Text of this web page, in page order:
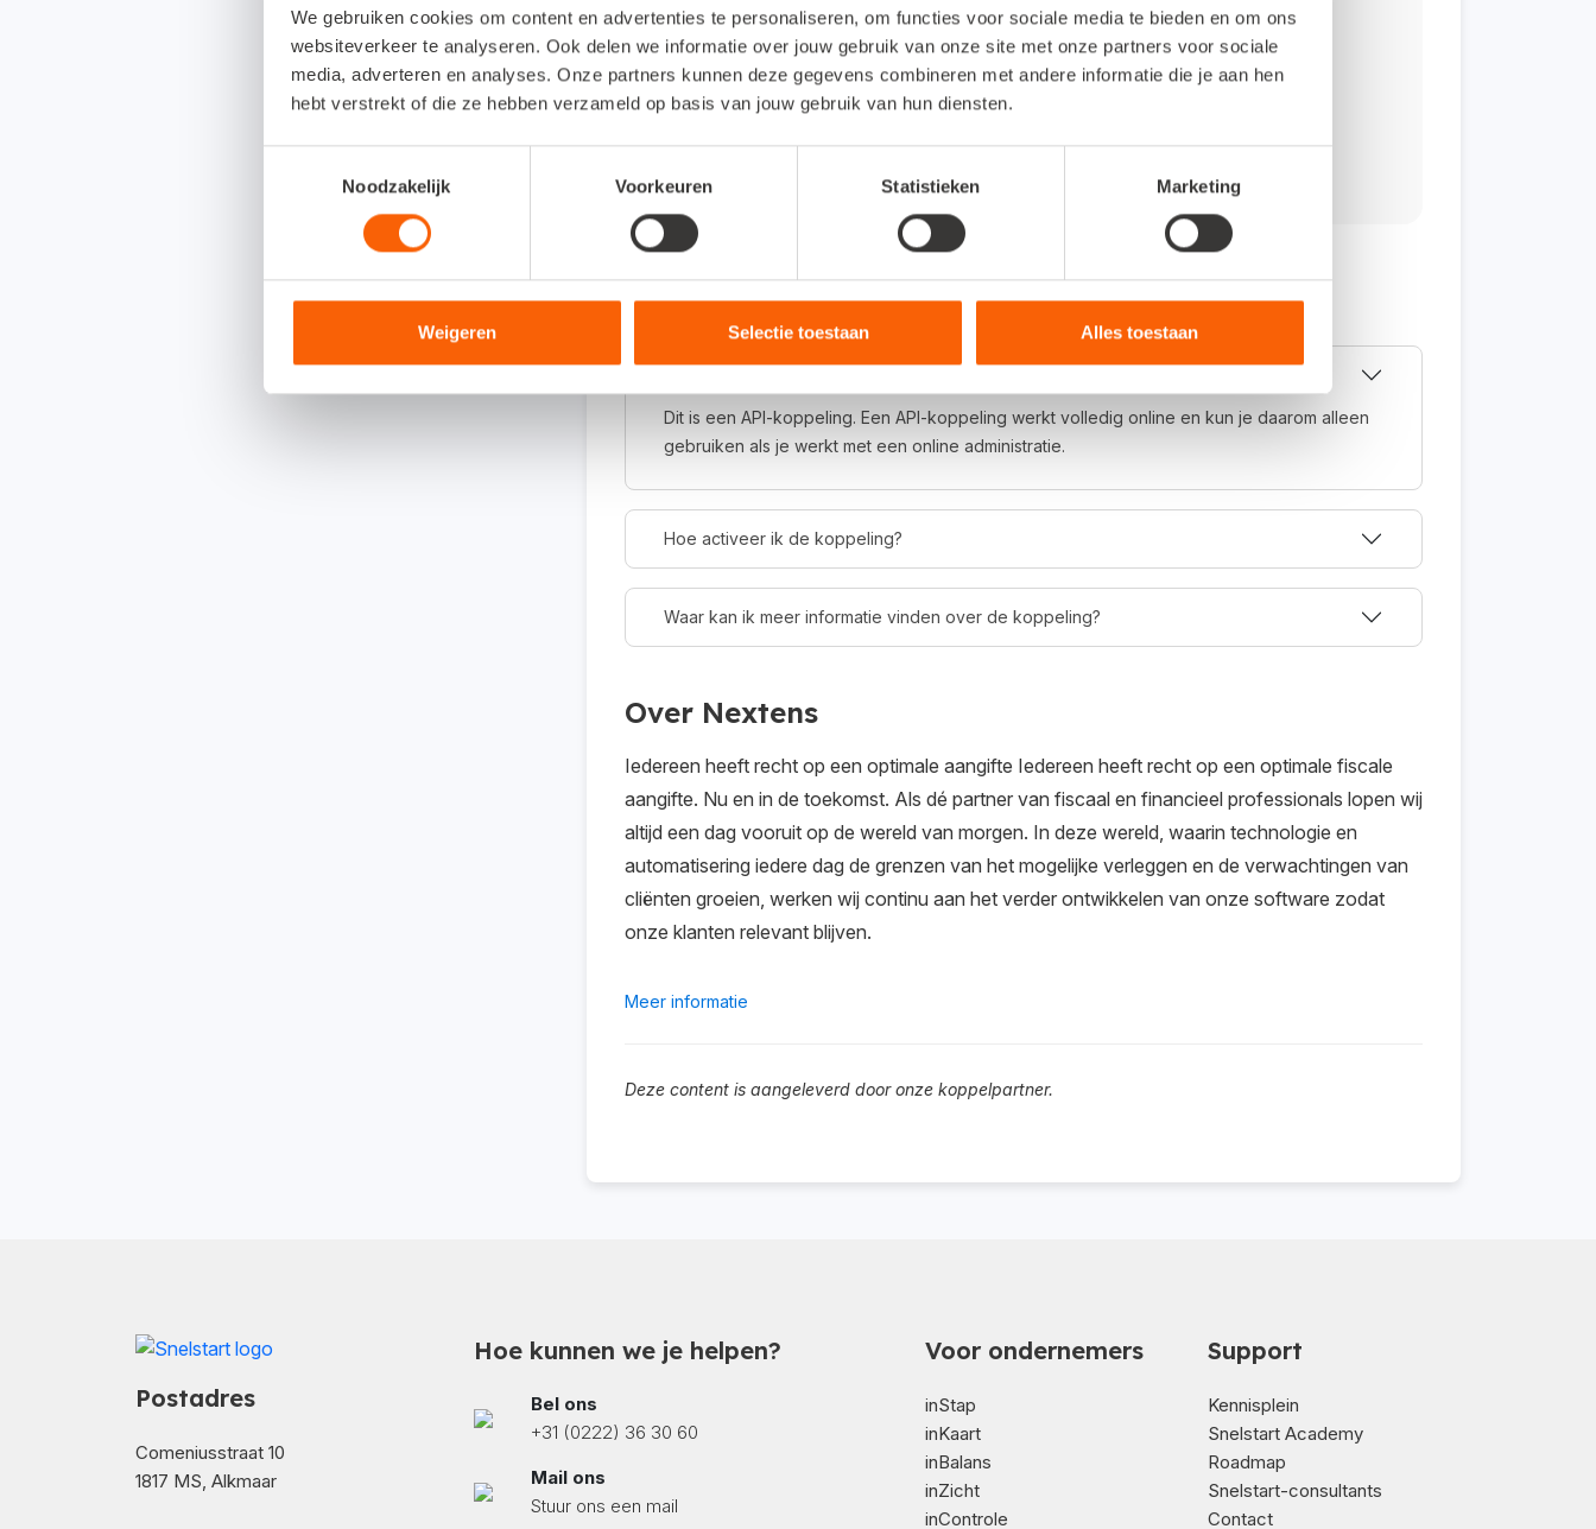
We gebruiken cookies om content en advertenties te personaliseren, om functies voor sociale media te bieden en om ons
websiteverkeer te analyseren. Ook delen we informatie over jouw gebruik van onze site met onze partners voor sociale
media, adverteren en analyses. Onze partners kunnen deze gegevens combineren met andere informatie die je aan hen
hebt verstrekt of die ze hebben verzameld op basis van jouw gebruik van hun diensten.
Noodzakelijk
Voorkeuren Statistieken Marketing
Weigeren Selectie toestaan Alles toestaan
Interesse in deze koppeling?
Bekijk de website van Nextens
Veelgestelde vragen
Dit is een API-koppeling. Een API-koppeling werkt volledig online en kun je daarom alleen
gebruiken als je werkt met een online administratie.
Hoe activeer ik de koppeling?
Waar kan ik meer informatie vinden over de koppeling?
Over Nextens
Iedereen heeft recht op een optimale aangifte Iedereen heeft recht op een optimale fiscale
aangifte. Nu en in de toekomst. Als dé partner van fiscaal en financieel professionals lopen wij
altijd een dag vooruit op de wereld van morgen. In deze wereld, waarin technologie en
automatisering iedere dag de grenzen van het mogelijke verleggen en de verwachtingen van
cliënten groeien, werken wij continu aan het verder ontwikkelen van onze software zodat
onze klanten relevant blijven.
Meer informatie
Deze content is aangeleverd door onze koppelpartner.
Postadres
Comeniusstraat 10
1817 MS, Alkmaar
Hoe kunnen we je helpen?
Bel ons
+31 (0222) 36 30 60
Mail ons
Stuur ons een mail
Voor ondernemers
inStap
inKaart
inBalans
inZicht
inControle
Support
Kennisplein
Snelstart Academy
Roadmap
Snelstart-consultants
Contact